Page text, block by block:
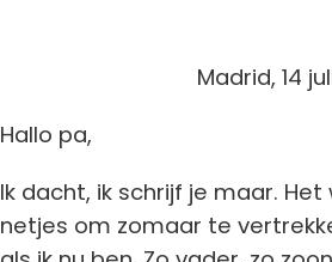
Madrid, 14 juli
Hallo pa,
Ik dacht, ik schrijf je maar.
netjes om zomaar te